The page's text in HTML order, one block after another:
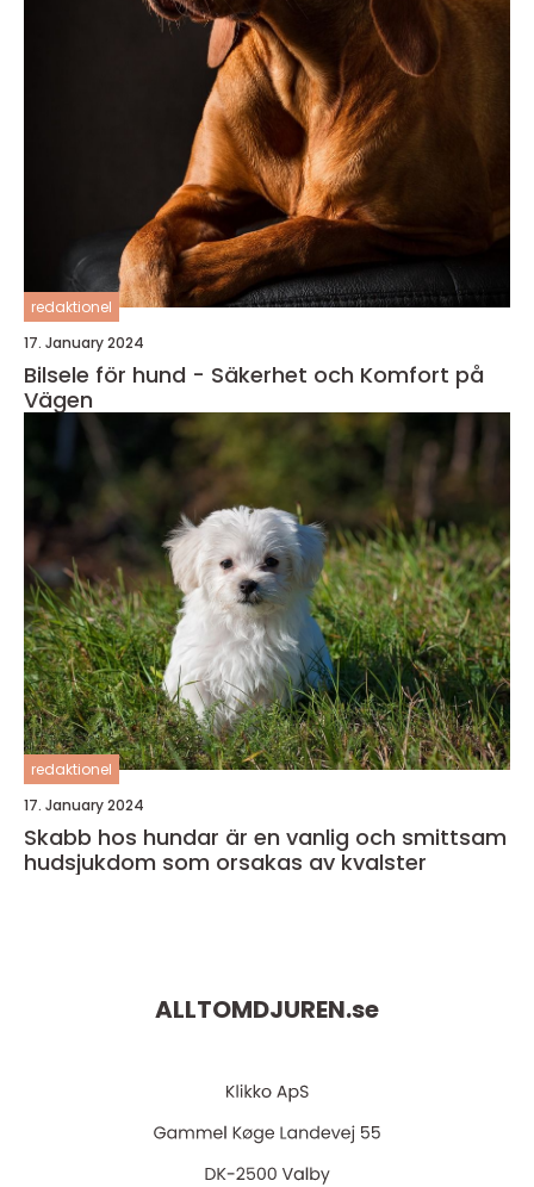
redaktionel
17. January 2024
Bilsele för hund - Säkerhet och Komfort på
Vägen
redaktionel
17. January 2024
Skabb hos hundar är en vanlig och smittsam
hudsjukdom som orsakas av kvalster
ALLTOMDJUREN.se